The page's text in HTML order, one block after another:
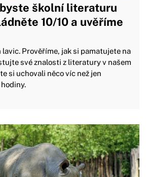
školní literaturu
10/10 a uvěříme
Prověříme, jak si pamatujete na
své znalosti z literatury v našem
si uchovali něco víc než jen